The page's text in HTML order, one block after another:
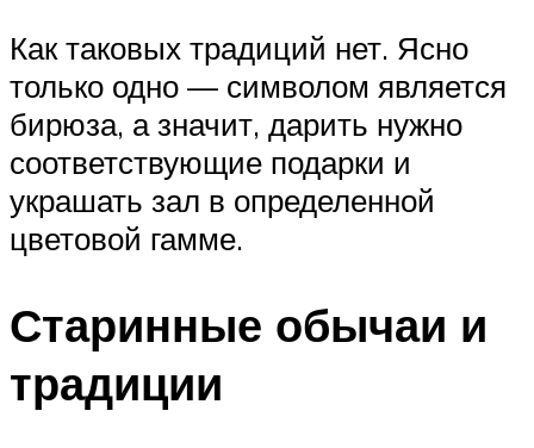
Как таковых традиций нет. Ясно
только одно — символом является
бирюза, а значит, дарить нужно
соответствующие подарки и
украшать зал в определенной
цветовой гамме.
Старинные обычаи и
традиции